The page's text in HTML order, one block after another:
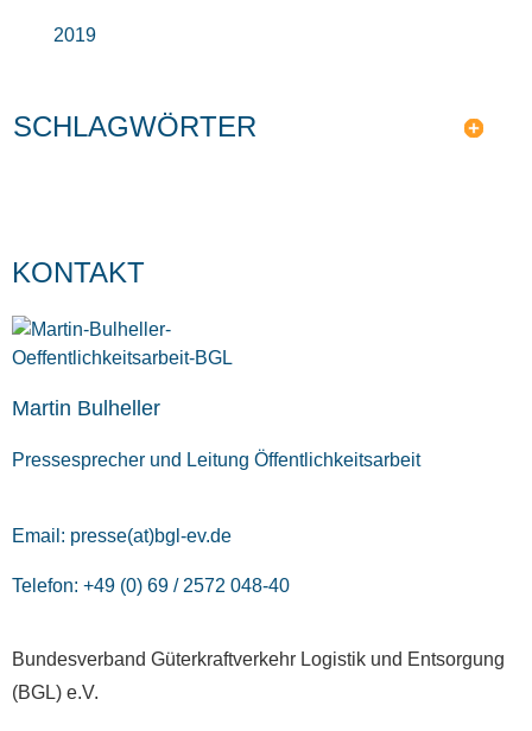
2019
SCHLAGWÖRTER
KONTAKT
Martin Bulheller
Pressesprecher und Leitung Öffentlichkeitsarbeit
Email: presse(at)bgl-ev.de
Telefon: +49 (0) 69 / 2572 048-40
Bundesverband Güterkraftverkehr Logistik und Entsorgung
(BGL) e.V.